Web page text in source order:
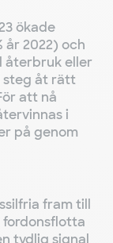
ökade
år 2022) och
återbruk eller
steg åt rätt
att nå
i
på genom
fram till
fordonsflotta
tydlig signal